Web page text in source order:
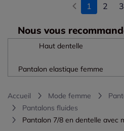
1 2 3
Nous vous
Haut dentelle
Pantalon elastique femme
Accueil Mode femme
Pantalons fluides
Pantalon 7/8 en dentelle avec